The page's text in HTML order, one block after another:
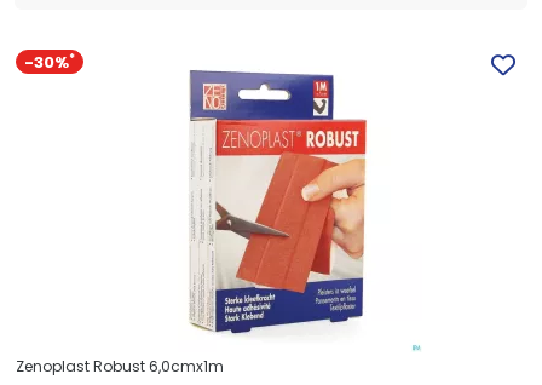
-30%*
Zenoplast Robust 6,0cmx1m